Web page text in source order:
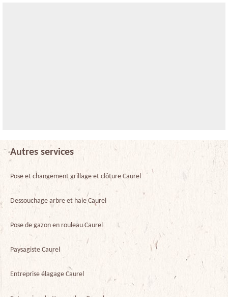
Autres services
Pose et changement grillage et clôture Caurel
Dessouchage arbre et haie Caurel
Pose de gazon en rouleau Caurel
Paysagiste Caurel
Entreprise élagage Caurel